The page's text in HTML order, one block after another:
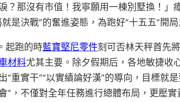
？那沒有市值！我寧願用一棟別墅換！」
是決戰”的奮進姿態，為跑好“十五五”開
起跑的時藍寶堅尼零件刻可否林天秤首先
材料尤其主要。除夕假期后，各地敏捷收
重實干”“以實績論好漢”的導向，目標
”，不僅對全年任務進行總體布局，更壓